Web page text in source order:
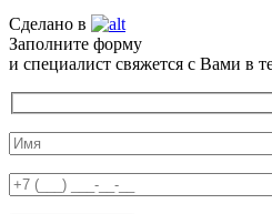
Сделано в
Заполните форму
и специалист свяжется с Вами в